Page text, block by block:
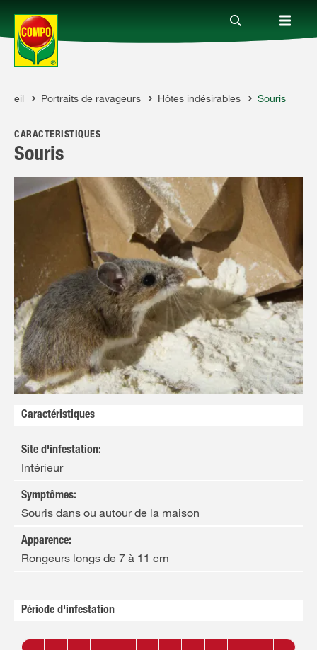
Produits
Conseil
Thèmes
Qui sommes-nous?
FR NL
Portraits de ravageurs Hôtes indésirables Souris
CARACTÉRISTIQUES
Souris
Caractéristiques
Site d'infestation:
Intérieur
Symptômes:
Souris dans ou autour de la maison
Apparence:
Rongeurs longs de 7 à 11 cm
Période d'infestation